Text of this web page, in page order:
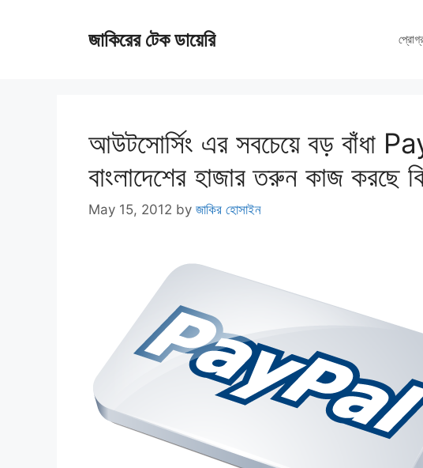
জাকিরের টেক ডায়েরি
আউটসোর্সিং এর সবচেয়ে বড় বাঁধা
বাংলাদেশের হাজার তরুন কাজ করছে
May 15, 2012 by জাকির হোসাইন